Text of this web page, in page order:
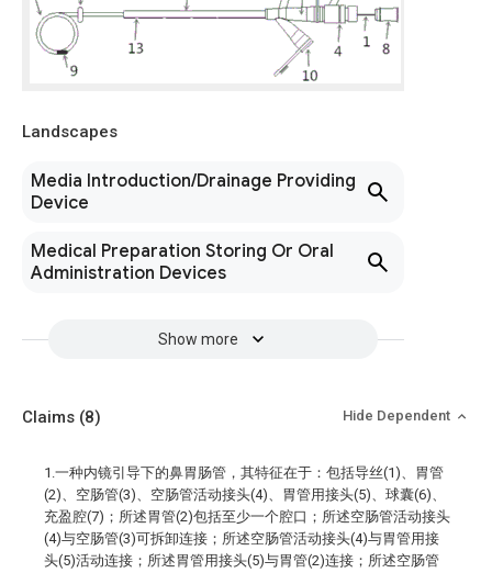
Landscapes
Media Introduction/Drainage Providing
Device
Medical Preparation Storing Or Oral
Administration Devices
Show more
Claims (8) Hide Dependent
1.一种内镜引导下的鼻胃肠管，其特征在于：包括导丝(1)、胃管
(2)、空肠管(3)、空肠管活动接头(4)、胃管用接头(5)、球囊(6)、
充盈腔(7)；所述胃管(2)包括至少一个腔口；所述空肠管活动接头
(4)与空肠管(3)可拆卸连接；所述空肠管活动接头(4)与胃管用接
头(5)活动连接；所述胃管用接头(5)与胃管(2)连接；所述空肠管